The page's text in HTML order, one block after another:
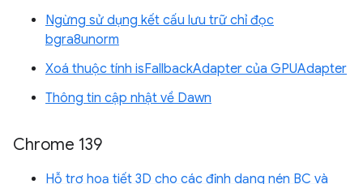
Ngừng sử dụng kết cấu lưu trữ chỉ đọc
bgra8unorm
Xoá thuộc tính isFallbackAdapter của GPUAdapter
Thông tin cập nhật về Dawn
Chrome 139
Hỗ trợ hoạ tiết 3D cho các định dạng nén BC và